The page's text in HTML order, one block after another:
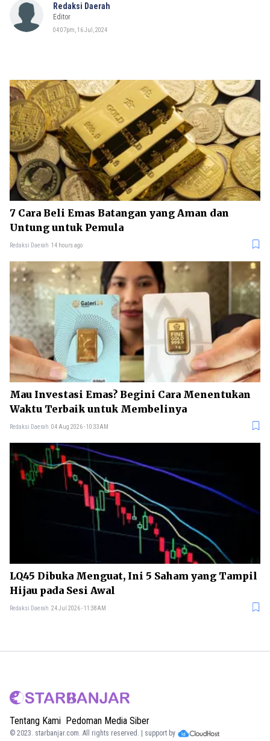
Redaksi Daerah
Editor
04:07pm, 16 Jul, 2024
7 Cara Beli Emas Batangan yang Aman dan
Untung untuk Pemula
Redaksi Daerah 14 hours ago
Mau Investasi Emas? Begini Cara Menentukan
Waktu Terbaik untuk Membelinya
Redaksi Daerah 04 Aug 2026 - 10:33AM
LQ45 Dibuka Menguat, Ini 5 Saham yang Tampil
Hijau pada Sesi Awal
Redaksi Daerah 24 Jul 2026 - 11:38AM
Tentang Kami Pedoman Media Siber
© 2023. starbanjar.com. All rights reserved. | support by